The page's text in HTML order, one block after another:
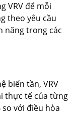
VRV để mỗi
theo yêu cầu
năng trong các
biến tần, VRV
thực tế của từng
so với điều hòa